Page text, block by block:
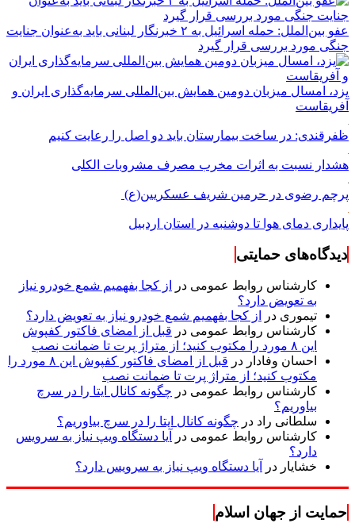
عفو بین‌الملل: حمله اسرائیل به ۲ خبرنگار لبنانی باید به‌عنوان جنایت
جنگی مورد بررسی قرار گیرد
یزد، امسال میزبان دومین همایش بین‌المللی سرمایه‌گذاری ایران و
آفریقاست
ظفرقندی: در ساخت بیمارستان باید دو اصل را رعایت کنیم
هشدار نسبت به اثرات مخرب مصرف مشروبات الکلی
پرچم رضوی در حرمین شریف عسکریین(ع)
پایداری دمای هوا تا دوشنبه در استان اردبیل
دیدگاه‌های حمایتی
کارشناس روابط عمومی در
از کجا بفهمیم شمع خودرو نیاز
به تعویض دارد؟
تیموری در
از کجا بفهمیم شمع خودرو نیاز به تعویض دارد؟
کارشناس روابط عمومی در قبل از امضای فاکتور کفپوش
این ۸ مورد را مکتوب کنید؛ از متراژ پرت تا ضمانت نصب
احسان وفادار در
قبل از امضای فاکتور کفپوش این ۸ مورد را
مکتوب کنید؛ از متراژ پرت تا ضمانت نصب
کارشناس روابط عمومی در چگونه کانال ایتا را در سرچ
بیاوریم؟
سلطانی راد در چگونه کانال ایتا را در سرچ بیاوریم؟
کارشناس روابط عمومی در
آیا دستگاه ویپ نیاز به سرویس
دارد؟
خشایار در آیا دستگاه ویپ نیاز به سرویس دارد؟
حمایت از جهان اسلام